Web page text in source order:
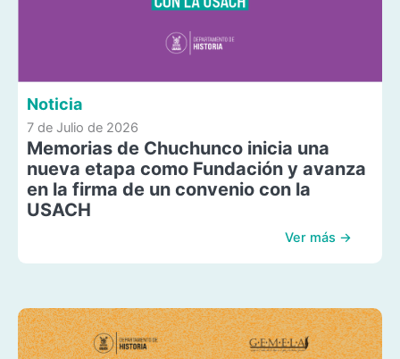
Noticia
7 de Julio de 2026
Memorias de Chuchunco inicia una
nueva etapa como Fundación y avanza
en la firma de un convenio con la
USACH
Ver más →